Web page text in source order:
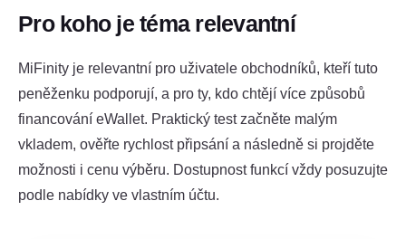
Pro koho je téma relevantní
MiFinity je relevantní pro uživatele obchodníků, kteří tuto
peněženku podporují, a pro ty, kdo chtějí více způsobů
financování eWallet. Praktický test začněte malým
vkladem, ověřte rychlost připsání a následně si projděte
možnosti i cenu výběru. Dostupnost funkcí vždy posuzujte
podle nabídky ve vlastním účtu.